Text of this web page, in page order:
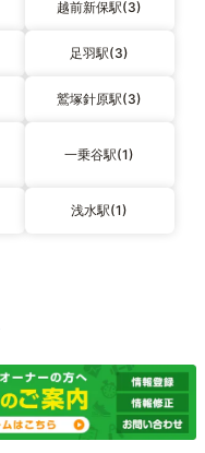
越前新保駅(3)
足羽駅(3)
鷲塚針原駅(3)
一乗谷駅(1)
浅水駅(1)